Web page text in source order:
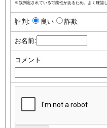
※誤判定されている可能性があるため、よく確認
評判: 良い 詐欺
お名前:
コメント: